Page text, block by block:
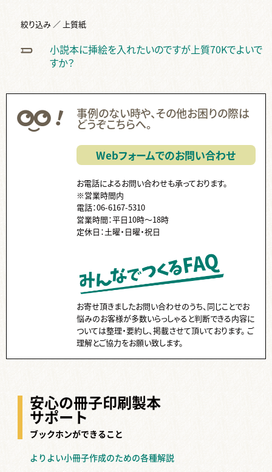
2段組 ,
画像 ,絵 ,
タイトル ,白紙 ,カラー ,オリジナル ,色 ,オンデマンド ,
オフセット ,金 ,
左綴じ ,まとめて ,くるみ製本 ,手製本 ,PP ,カバー ,帯 ,
片袖折り ,
小口折り ,箔押し ,見返し ,Z折り ,蛇腹折り ,
スリップ ,
領収書 ,納品書 ,Paid ,後払い ,
停止中 ,伝票 ,送り主 ,クーポン ,ISBN ,JAN ,
ダウンロード ,国会図書館 ,ケース入り ,個別包装 ,
絞り込み ／ 上質紙
小説本に挿絵を入れたいのですが上質70Kでよいで
すか？
事例のない時や、その他お困りの際は
どうぞこちらへ。
Webフォームでのお問い合わせ
お電話によるお問い合わせも承っております。
※営業時間内
電話：06-6167-5310
営業時間：平日10時～18時
定休日：土曜・日曜・祝日
お寄せ頂きましたお問い合わせのうち、同じことでお
悩みのお客様が多数いらっしゃると判断できる内容に
ついては整理・要約し、掲載させて頂いております。 ご
理解とご協力をお願い致します。
安心の冊子印刷製本
サポート
ブックホンができること
よりよい小冊子作成のための各種解説